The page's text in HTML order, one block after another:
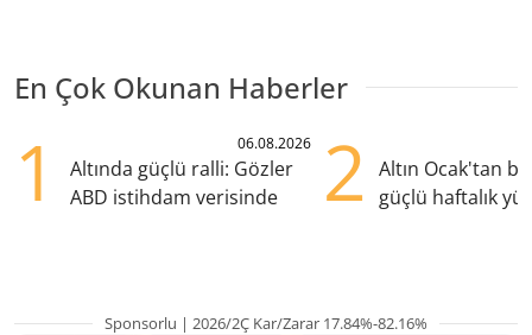
En Çok Okunan Haberler
1 06.08.2026
Altında güçlü ralli: Gözler
ABD istihdam verisinde
2
Altın Ocak'tan
güçlü haftalık
Sponsorlu | 2026/2Ç Kar/Zarar 17.84%-82.16%